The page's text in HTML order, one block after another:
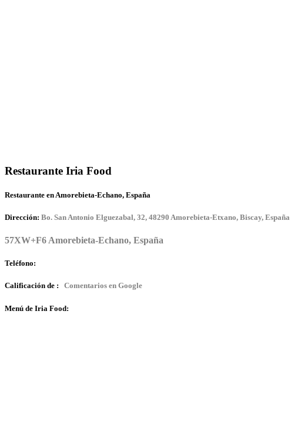
Restaurante Iria Food
Restaurante en Amorebieta-Echano, España
Dirección: Bo. San Antonio Elguezabal, 32, 48290 Amorebieta-Etxano, Biscay, España
57XW+F6 Amorebieta-Echano, España
Teléfono:
Calificación de : Comentarios en Google
Menú de Iria Food: